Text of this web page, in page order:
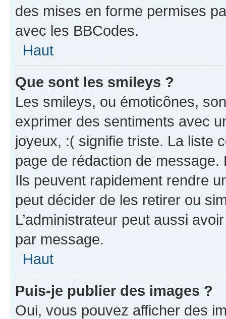
des mises en forme permises
avec les BBCodes.
Haut
Que sont les smileys ?
Les smileys, ou émoticônes,
exprimer des sentiments avec
joyeux, :( signifie triste. La liste
page de rédaction de
Ils peuvent rapidement rendre
peut décider de les retirer ou
L’administrateur peut aussi
par message.
Haut
Puis-je publier des images ?
Oui, vous pouvez afficher des